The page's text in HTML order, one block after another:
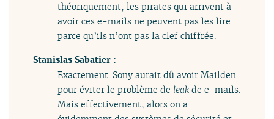
théoriquement, les pirates qui arrivent à
avoir ces e-mails ne peuvent pas les lire
parce qu’ils n’ont pas la clef chiffrée.
Stanislas Sabatier :
Exactement. Sony aurait dû avoir Mailden
pour éviter le problème de leak de e-mails.
Mais effectivement, alors on a